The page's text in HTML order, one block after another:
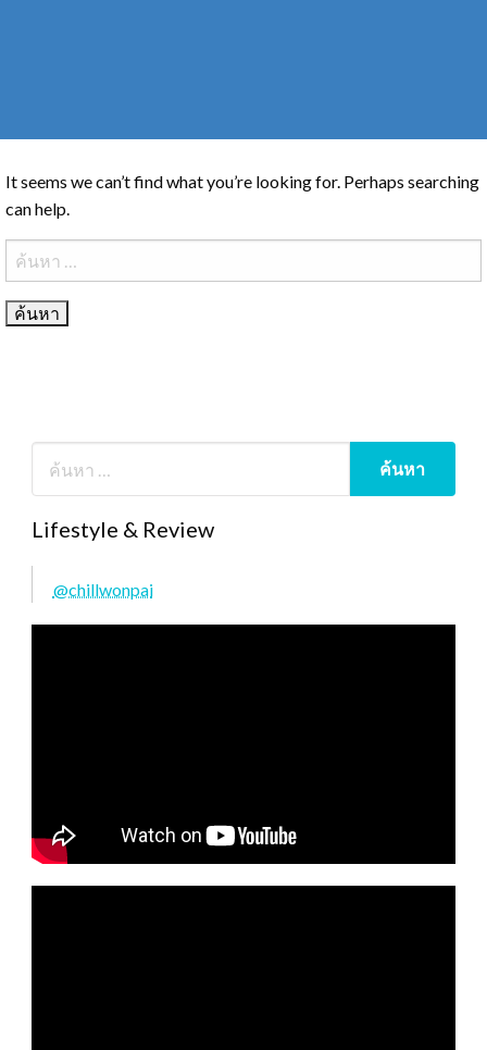
It seems we can’t find what you’re looking for. Perhaps searching
can help.
ค้นหา
สำหรับ:
Lifestyle & Review
@chillwonpai